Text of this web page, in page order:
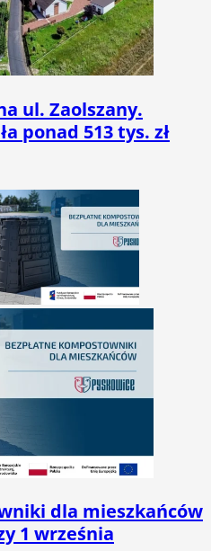
ul. Zaolszany.
ponad 513 tys. zł
dla mieszkańców
1 września